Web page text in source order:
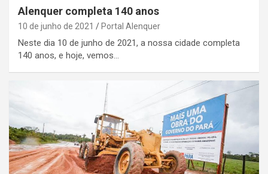
Alenquer completa 140 anos
10 de junho de 2021 Portal Alenquer
Neste dia 10 de junho de 2021, a nossa cidade completa
140 anos, e hoje, vemos…